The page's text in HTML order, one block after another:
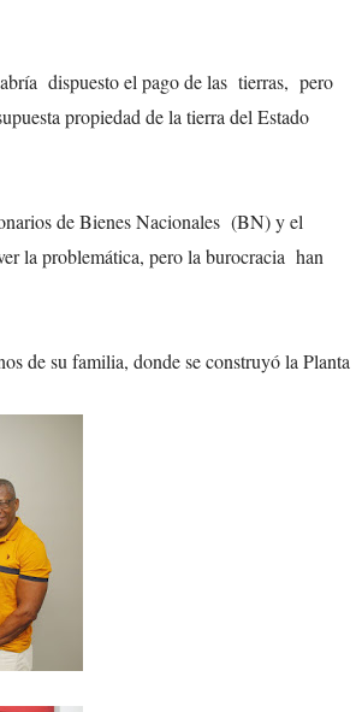
dispuesto el pago de las tierras, pero
propiedad de la tierra del Estado
de Bienes Nacionales (BN) y el
la problemática, pero la burocracia han
de su familia, donde se construyó la Planta